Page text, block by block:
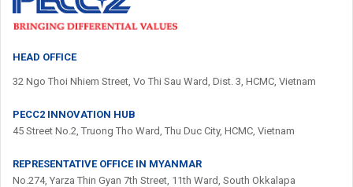
HEAD OFFICE
32 Ngo Thoi Nhiem Street, Vo Thi Sau Ward, Dist. 3, HCMC, Vietnam
PECC2 INNOVATION HUB
45 Street No.2, Truong Tho Ward, Thu Duc City, HCMC, Vietnam
REPRESENTATIVE OFFICE IN MYANMAR
No.274, Yarza Thin Gyan 7th Street, 11th Ward, South Okkalapa